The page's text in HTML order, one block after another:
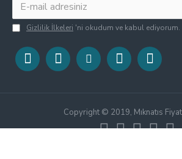
Gizlilik İlkeleri 'ni okudum ve kabul ediyorum.
Copyright © 2019, Mıknatıs